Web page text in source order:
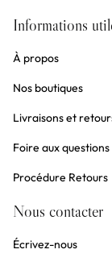
Informations
À propos
Nos boutiques
Livraisons et
Foire aux questions
Procédure Retours
Nous contacter
Écrivez-nous